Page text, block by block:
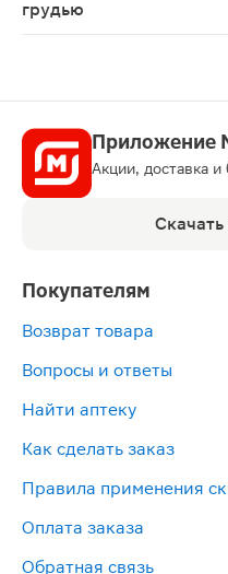
грудью
Приложение
Акции, доставка
Покупателям
Возврат товара
Вопросы и ответы
Найти аптеку
Как сделать заказ
Правила применения
Оплата заказа
Обратная связь